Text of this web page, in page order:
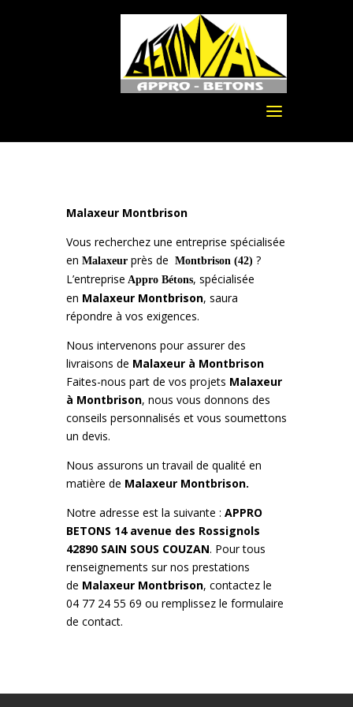
Malaxeur Montbrison
Vous recherchez une entreprise spécialisée
en Malaxeur près de Montbrison (42) ?
L’entreprise Appro Bétons, spécialisée
en Malaxeur Montbrison, saura
répondre à vos exigences.
Nous intervenons pour assurer des
livraisons de Malaxeur à Montbrison
Faites-nous part de vos projets Malaxeur
à Montbrison, nous vous donnons des
conseils personnalisés et vous soumettons
un devis.
Nous assurons un travail de qualité en
matière de Malaxeur Montbrison.
Notre adresse est la suivante : APPRO
BETONS 14 avenue des Rossignols
42890 SAIN SOUS COUZAN. Pour tous
renseignements sur nos prestations
de Malaxeur Montbrison, contactez le
04 77 24 55 69 ou remplissez le formulaire
de contact.